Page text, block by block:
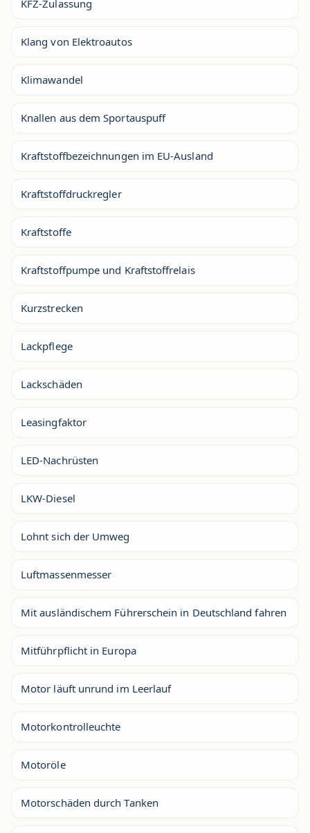
KFZ-Zulassung
Klang von Elektroautos
Klimawandel
Knallen aus dem Sportauspuff
Kraftstoffbezeichnungen im EU-Ausland
Kraftstoffdruckregler
Kraftstoffe
Kraftstoffpumpe und Kraftstoffrelais
Kurzstrecken
Lackpflege
Lackschäden
Leasingfaktor
LED-Nachrüsten
LKW-Diesel
Lohnt sich der Umweg
Luftmassenmesser
Mit ausländischem Führerschein in Deutschland fahren
Mitführpflicht in Europa
Motor läuft unrund im Leerlauf
Motorkontrolleuchte
Motoröle
Motorschäden durch Tanken